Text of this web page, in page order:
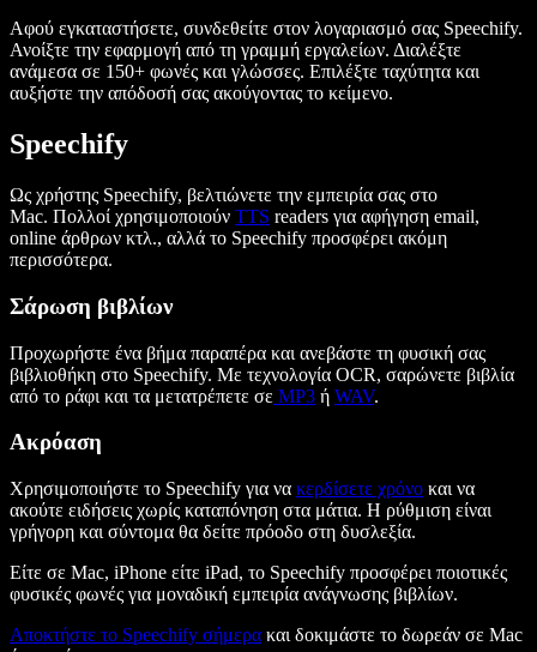
Αφού εγκαταστήσετε, συνδεθείτε στον λογαριασμό σας Speechify.
Ανοίξτε την εφαρμογή από τη γραμμή εργαλείων. Διαλέξτε
ανάμεσα σε 150+ φωνές και γλώσσες. Επιλέξτε ταχύτητα και
αυξήστε την απόδοσή σας ακούγοντας το κείμενο.
Speechify
Ως χρήστης Speechify, βελτιώνετε την εμπειρία σας στο
Mac. Πολλοί χρησιμοποιούν TTS readers για αφήγηση email,
online άρθρων κτλ., αλλά το Speechify προσφέρει ακόμη
περισσότερα.
Σάρωση βιβλίων
Προχωρήστε ένα βήμα παραπέρα και ανεβάστε τη φυσική σας
βιβλιοθήκη στο Speechify. Με τεχνολογία OCR, σαρώνετε βιβλία
από το ράφι και τα μετατρέπετε σε MP3 ή WAV.
Ακρόαση
Χρησιμοποιήστε το Speechify για να κερδίσετε χρόνο και να
ακούτε ειδήσεις χωρίς καταπόνηση στα μάτια. Η ρύθμιση είναι
γρήγορη και σύντομα θα δείτε πρόοδο στη δυσλεξία.
Είτε σε Mac, iPhone είτε iPad, το Speechify προσφέρει ποιοτικές
φυσικές φωνές για μοναδική εμπειρία ανάγνωσης βιβλίων.
Αποκτήστε το Speechify σήμερα και δοκιμάστε το δωρεάν σε Mac